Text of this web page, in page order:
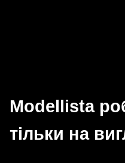
Modellista
тільки на